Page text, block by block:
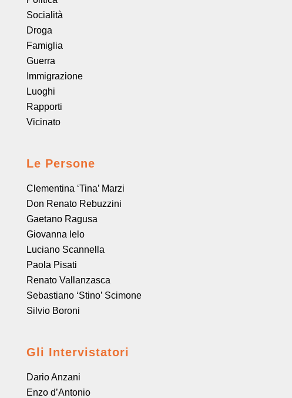
Socialità
Droga
Famiglia
Guerra
Immigrazione
Luoghi
Rapporti
Vicinato
Le Persone
Clementina ‘Tina’ Marzi
Don Renato Rebuzzini
Gaetano Ragusa
Giovanna Ielo
Luciano Scannella
Paola Pisati
Renato Vallanzasca
Sebastiano ‘Stino’ Scimone
Silvio Boroni
Gli Intervistatori
Dario Anzani
Enzo d’Antonio